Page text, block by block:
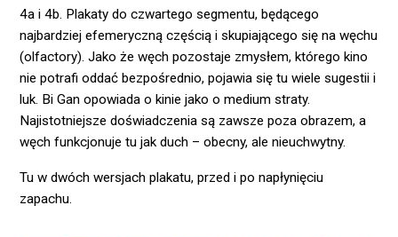
4a i 4b. Plakaty do czwartego segmentu, będącego
najbardziej efemeryczną częścią i skupiającego się na węchu
(olfactory). Jako że węch pozostaje zmysłem, którego kino
nie potrafi oddać bezpośrednio, pojawia się tu wiele sugestii i
luk. Bi Gan opowiada o kinie jako o medium straty.
Najistotniejsze doświadczenia są zawsze poza obrazem, a
węch funkcjonuje tu jak duch – obecny, ale nieuchwytny.
Tu w dwóch wersjach plakatu, przed i po napłynięciu
zapachu.